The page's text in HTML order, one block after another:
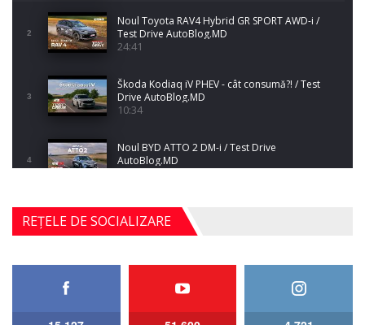
2
Noul Toyota RAV4 Hybrid GR SPORT AWD-i /
Test Drive AutoBlog.MD
24:41
3
Škoda Kodiaq iV PHEV - cât consumă?! / Test
Drive AutoBlog.MD
10:34
4
Noul BYD ATTO 2 DM-i / Test Drive
AutoBlog.MD
17:35
5
Noul Mercedes-Benz S-Class facelift (S 580
4MATIC V223) / Test Drive AutoBlog.MD
27:33
REȚELE DE SOCIALIZARE